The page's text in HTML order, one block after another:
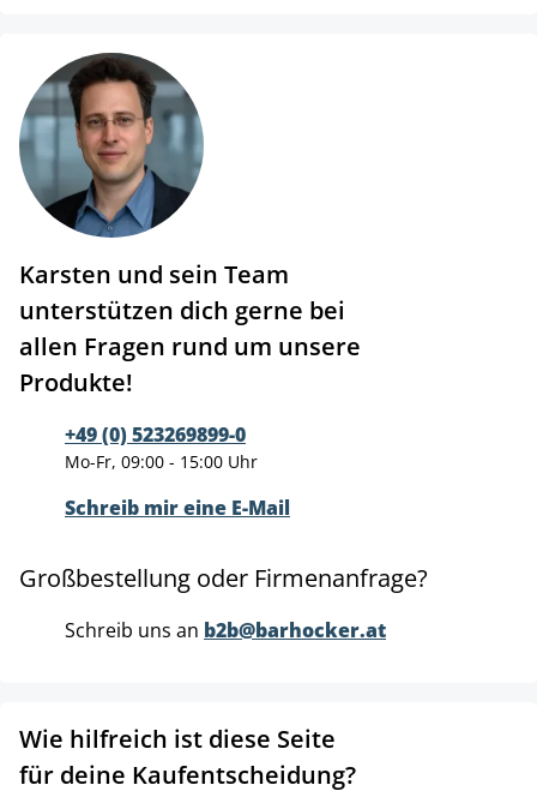
Karsten und sein Team
unterstützen dich gerne bei
allen Fragen rund um unsere
Produkte!
+49 (0) 523269899-0
Mo-Fr, 09:00 - 15:00 Uhr
Schreib mir eine E-Mail
Großbestellung oder Firmenanfrage?
Schreib uns an b2b@barhocker.at
Wie hilfreich ist diese Seite
für deine Kaufentscheidung?